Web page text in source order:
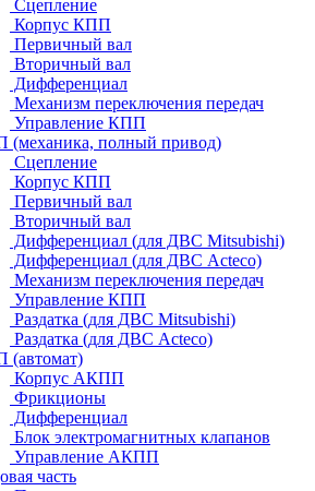
Сцепление
Корпус КПП
Первичный вал
Вторичный вал
Дифференциал
Механизм переключения передач
Управление КПП
(механика, полный привод)
Сцепление
Корпус КПП
Первичный вал
Вторичный вал
Дифференциал (для ДВС Mitsubishi)
Дифференциал (для ДВС Acteco)
Механизм переключения передач
Управление КПП
Раздатка (для ДВС Mitsubishi)
Раздатка (для ДВС Acteco)
(автомат)
Корпус АКПП
Фрикционы
Дифференциал
Блок электромагнитных клапанов
Управление АКПП
часть